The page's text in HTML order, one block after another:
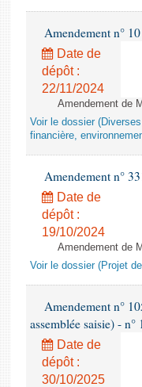
Amendement n°
Date de
dépôt :
22/11/2024
Amendement de
Voir le dossier
financière,
Amendement n°
Date de
dépôt :
19/10/2024
Amendement de
Voir le dossier (Projet
Amendement n°
assemblée saisie) - n°
Date de
dépôt :
30/10/2025